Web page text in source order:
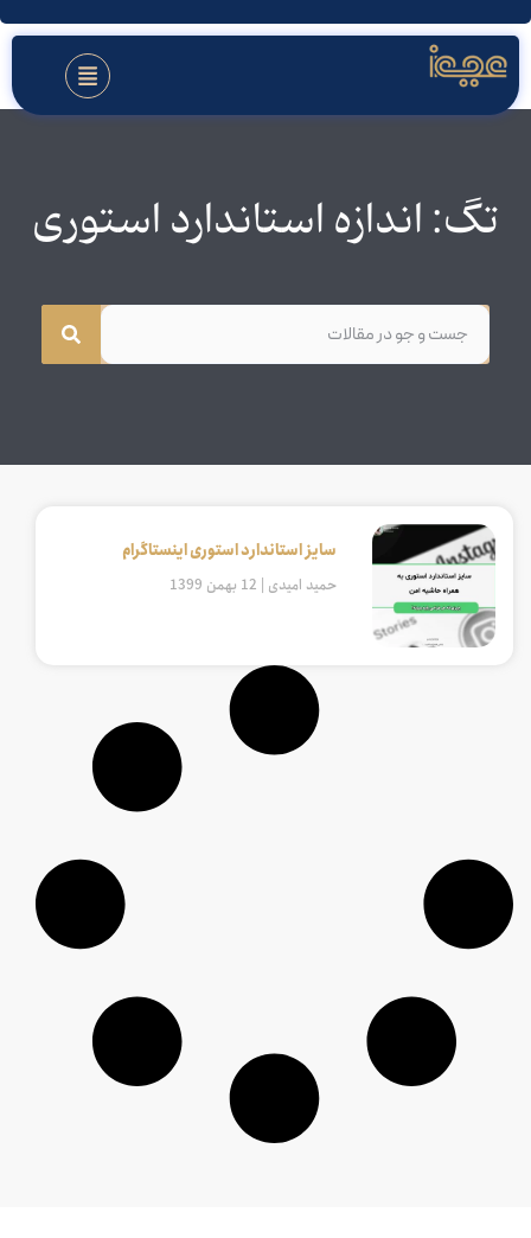
تگ: اندازه استاندارد استوری
سایز استاندارد استوری اینستاگرام
حمید امیدی